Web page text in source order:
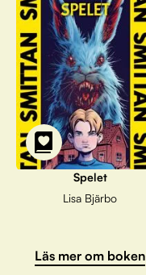
Spelet
Lisa Bjärbo
Läs mer om boken